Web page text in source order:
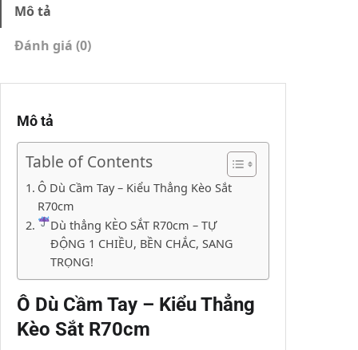
Mô tả
Đánh giá (0)
Mô tả
Table of Contents
Ô Dù Cầm Tay – Kiểu Thẳng Kèo Sắt
R70cm
Dù thẳng KÈO SẮT R70cm – TỰ
ĐỘNG 1 CHIỀU, BỀN CHẮC, SANG
TRỌNG!
Ô Dù Cầm Tay – Kiểu Thẳng
Kèo Sắt R70cm